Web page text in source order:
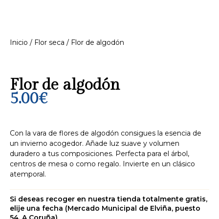
Inicio / Flor seca / Flor de algodón
Flor de algodón
5.00€
Con la vara de flores de algodón consigues la esencia de
un invierno acogedor. Añade luz suave y volumen
duradero a tus composiciones. Perfecta para el árbol,
centros de mesa o como regalo. Invierte en un clásico
atemporal.
Si deseas recoger en nuestra tienda totalmente gratis,
elije una fecha (Mercado Municipal de Elviña, puesto